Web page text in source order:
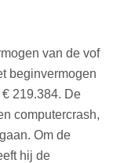
van de vof
beginvermogen
219.384. De
computercrash,
Om de
hij de